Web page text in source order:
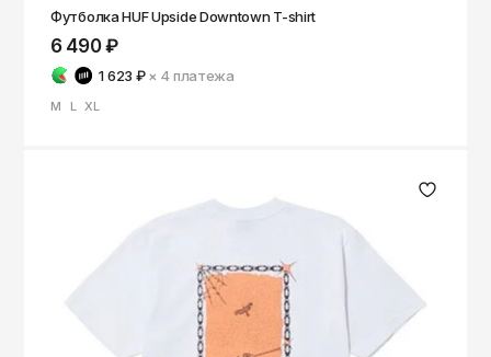
Футболка HUF Upside Downtown T-shirt
6 490 ₽
1 623 ₽ × 4платежа
M L XL